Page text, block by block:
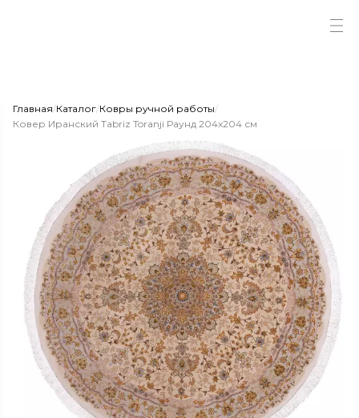
Главная/Каталог/Ковры ручной работы/
Ковер Иранский Tabriz Toranji Раунд 204x204 см